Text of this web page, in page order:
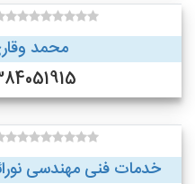
محمد
09384051915
خدمات فنی مهندسی